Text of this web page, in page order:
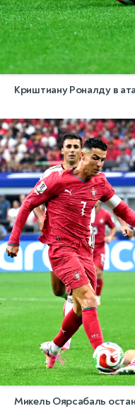
Криштиану Роналду в
Микель Оярсабаль